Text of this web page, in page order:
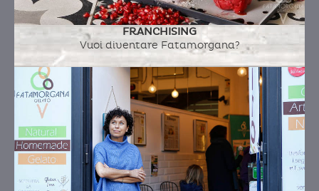
MERINGHE VEGAN
Ingredienti:
zucchero, zucchero a velo, amido di
mais
PIEROGI RUSKIE
Ingredienti: latte fresco intero a.q., ricotta di
FRANCHISING
Vuoi diventare Fatamorgana?